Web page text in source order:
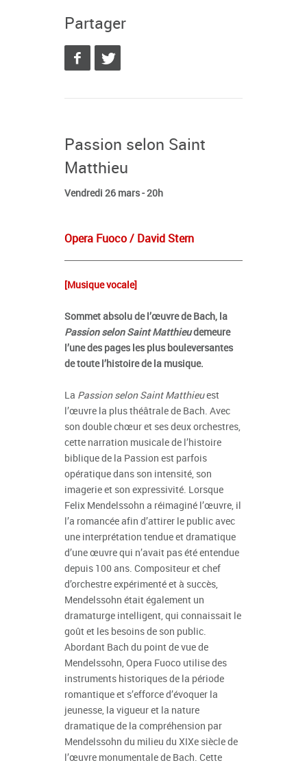
Partager
Passion selon Saint
Matthieu
Vendredi 26 mars - 20h
Opera Fuoco / David Stern
[Musique vocale]
Sommet absolu de l’œuvre de Bach, la
Passion selon Saint Matthieudemeure
l’une des pages les plus bouleversantes
de toute l’histoire de la musique.
La Passion selon Saint Matthieuest
l’œuvre la plus théâtrale de Bach. Avec
son double chœur et ses deux orchestres,
cette narration musicale de l’histoire
biblique de la Passion est parfois
opératique dans son intensité, son
imagerie et son expressivité. Lorsque
Felix Mendelssohn a réimaginé l’œuvre, il
l’a romancée afin d’attirer le public avec
une interprétation tendue et dramatique
d’une œuvre qui n’avait pas été entendue
depuis 100 ans. Compositeur et chef
d’orchestre expérimenté et à succès,
Mendelssohn était également un
dramaturge intelligent, qui connaissait le
goût et les besoins de son public.
Abordant Bach du point de vue de
Mendelssohn, Opera Fuoco utilise des
instruments historiques de la période
romantique et s’efforce d’évoquer la
jeunesse, la vigueur et la nature
dramatique de la compréhension par
Mendelssohn du milieu du XIXe siècle de
l’œuvre monumentale de Bach. Cette